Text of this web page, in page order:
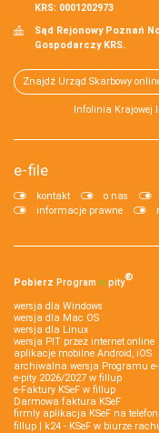
KRS: 0001202973
Sąd Rejonowy Poznań
Gospodarczy KRS.
Znajdź Urząd Skarbowy
Infolinia Krajowej
e-file
kontakt o nas
informacje prawne
Pobierz Program e‑pity®
wersja dla Windows
wersja dla Mac OS
wersja dla Linux
wersja PIT przez internet online
aplikacje mobilne Android, iOS
archiwalna wersja Programu
e-pity 2026/2027 w fillup
e‑Faktury KSeF w fillup
Darmowa faktura KSeF
firmly aplikacja KSeF na telefon
fillup | k24 - KSeF w biurze